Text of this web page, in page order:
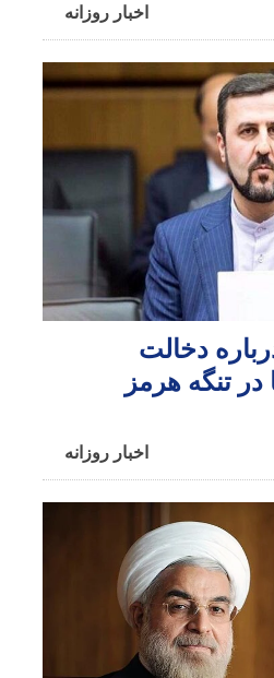
اخبار روزانه
دخالت
تنگه هرمز
اخبار روزانه